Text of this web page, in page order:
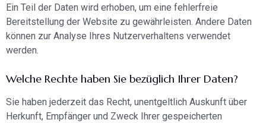
Ein Teil der Daten wird erhoben, um eine fehlerfreie
Bereitstellung der Website zu gewährleisten. Andere Daten
können zur Analyse Ihres Nutzerverhaltens verwendet
werden.
Welche Rechte haben Sie bezüglich Ihrer Daten?
Sie haben jederzeit das Recht, unentgeltlich Auskunft über
Herkunft, Empfänger und Zweck Ihrer gespeicherten